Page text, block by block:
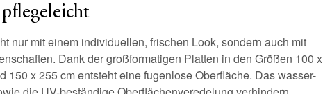
nur mit einem individuellen, frischen Look, sondern auch mit
Dank der großformatigen Platten in den Größen 100 x
150 x 255 cm entsteht eine fugenlose Oberfläche. Das wasser-